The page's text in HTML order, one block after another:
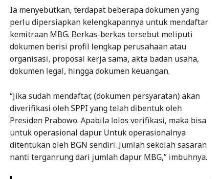
Ia menyebutkan, terdapat beberapa dokumen yang
perlu dipersiapkan kelengkapannya untuk mendaftar
kemitraan MBG. Berkas-berkas tersebut meliputi
dokumen berisi profil lengkap perusahaan atau
organisasi, proposal kerja sama, akta badan usaha,
dokumen legal, hingga dokumen keuangan.
“Jika sudah mendaftar, (dokumen persyaratan) akan
diverifikasi oleh SPPI yang telah dibentuk oleh
Presiden Prabowo. Apabila lolos verifikasi, maka bisa
untuk operasional dapur. Untuk operasionalnya
ditentukan oleh BGN sendiri. Jumlah sekolah sasaran
nanti terganrung dari jumlah dapur MBG,” imbuhnya.